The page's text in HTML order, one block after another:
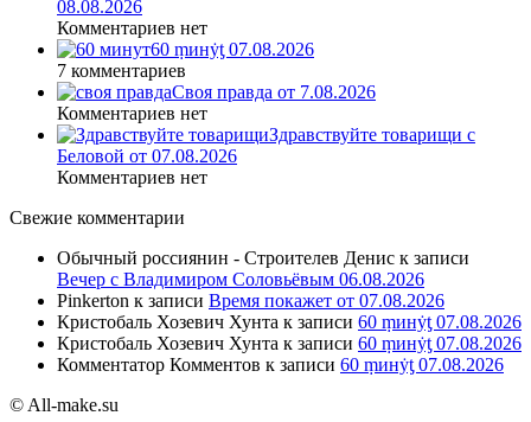
08.08.2026
Комментариев нет
60 ṃинẏƫ 07.08.2026
7 комментариев
Своя правда от 7.08.2026
Комментариев нет
Здравствуйте товарищи с
Беловой от 07.08.2026
Комментариев нет
Свежие комментарии
Обычный россиянин - Строителев Денис к записи
Вечер с Владимиром Соловьёвым 06.08.2026
Pinkerton к записи Время покажет от 07.08.2026
Кристобаль Хозевич Хунта к записи 60 ṃинẏƫ 07.08.2026
Кристобаль Хозевич Хунта к записи 60 ṃинẏƫ 07.08.2026
Комментатор Комментов к записи 60 ṃинẏƫ 07.08.2026
© All-make.su